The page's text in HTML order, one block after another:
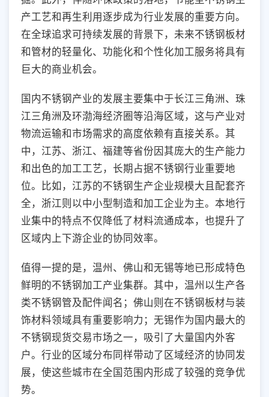
产工艺和再生利用逐步成为行业发展的重要方向。
在全球追求可持续发展的背景下，未来不锈钢板材
和管材的轻量化、功能化和个性化加工服务将具有
巨大的商业机会。
国内不锈钢产业的发展主要集中于长江三角洲、珠
江三角洲及环渤海经济圈等沿海区域，这与产业对
物流运输和市场需求的高度依赖有直接关系。其
中，江苏、浙江、福建等省份因其庞大的生产能力
和出色的加工工艺，长期占据不锈钢行业重要地
位。比如，江苏的不锈钢生产企业规模大且配套齐
全，浙江则以中小型制造和加工企业为主。本地行
业集中的特点不仅降低了材料流通成本，也提升了
区域内上下游企业的协同效率。
值得一提的是，温州、佛山和无锡等地已形成特色
鲜明的不锈钢加工产业集群。其中，温州以生产各
类不锈钢管及配件闻名；佛山则在不锈钢板材与装
饰材料领域具有重要影响力；无锡作为国内最大的
不锈钢现货交易市场之一，吸引了大量国内外客
户。行业的区域分布同样带动了区域经济的协同发
展，使这些城市在全国范围内形成了较强的竞争优
势。